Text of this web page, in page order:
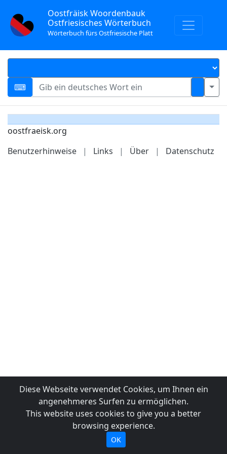
Oostfräisk Woordenbauk
Ostfriesisches Wörterbuch
Wörterbuch fürs Ostfriesische Platt
oostfraeisk.org
Benutzerhinweise
| Links | Über | Datenschutz
Diese Webseite verwendet Cookies, um Ihnen ein
angenehmeres Surfen zu ermöglichen.
This website uses cookies to give you a better
browsing experience.
OK